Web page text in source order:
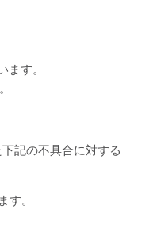
す。
記の不具合に対する
す。